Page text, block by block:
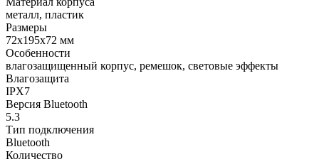
металл, пластик
Размеры
72х195х72 мм
Особенности
влагозащищенный корпус, ремешок, световые эффекты
Влагозащита
IPX7
Версия Bluetooth
5.3
Тип подключения
Bluetooth
Количество